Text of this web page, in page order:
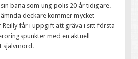
bana som ung polis 20 år tidigare.
deckare kommer mycket
Reilly får i uppgift att gräva i sitt första
med en aktuell
självmord.